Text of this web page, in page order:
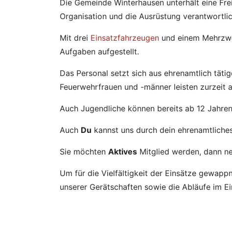
Die Gemeinde Winterhausen unterhält eine
Organisation und die Ausrüstung
Mit drei Einsatzfahrzeugen und einem
Aufgaben aufgestellt.
Das Personal setzt sich aus ehrenamtlich
Feuerwehrfrauen und -männer leisten zurzeit
Auch Jugendliche können bereits ab 12
Auch Du kannst uns durch dein
Sie möchten Aktives Mitglied werden, dann
Um für die Vielfältigkeit der Einsätze
unserer Gerätschaften sowie die Abläufe im